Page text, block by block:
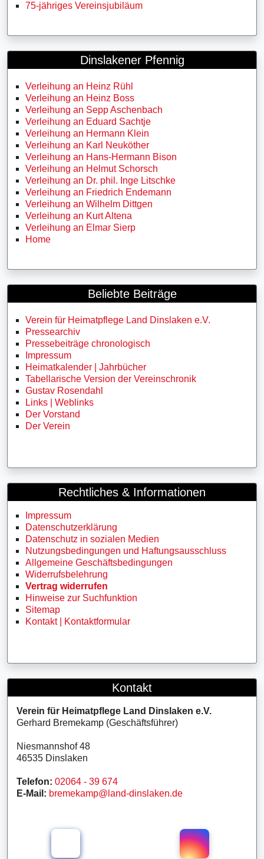
75-jähriges Vereinsjubiläum
Dinslakener Pfennig
Verleihung an Heinz Rühl
Verleihung an Heinz Boss
Verleihung an Sepp Aschenbach
Verleihung an Eduard Sachtje
Verleihung an Hermann Klein
Verleihung an Karl Neuköther
Verleihung an Hans-Hermann Bison
Verleihung an Helmut Schorsch
Verleihung an Dr. phil. Inge Litschke
Verleihung an Friedrich Endemann
Verleihung an Wilhelm Dittgen
Verleihung an Kurt Altena
Verleihung an Elmar Sierp
Home
Beliebte Beiträge
Verein für Heimatpflege Land Dinslaken e.V.
Pressearchiv
Pressebeiträge chronologisch
Impressum
Heimatkalender | Jahrbücher
Tabellarische Version der Vereinschronik
Gustav Rosendahl
Links | Weblinks
Der Vorstand
Der Verein
Rechtliches & Informationen
Impressum
Datenschutzerklärung
Datenschutz in sozialen Medien
Nutzungsbedingungen und Haftungsausschluss
Allgemeine Geschäftsbedingungen
Widerrufsbelehrung
Vertrag widerrufen
Hinweise zur Suchfunktion
Sitemap
Kontakt | Kontaktformular
Kontakt
Verein für Heimatpflege Land Dinslaken e.V.
Gerhard Bremekamp (Geschäftsführer)
Niesmannshof 48
46535 Dinslaken
Telefon: 02064 - 39 674
E-Mail: bremekamp@land-dinslaken.de